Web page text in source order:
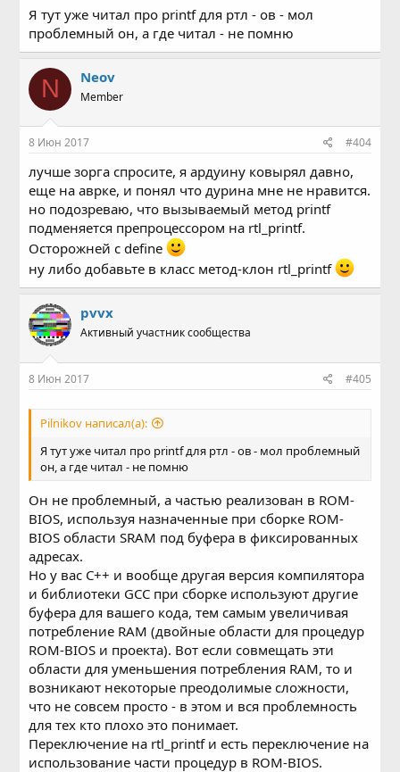
Я тут уже читал про printf для ртл - ов - мол
проблемный он, а где читал - не помню
N Neov
Member
8 Июн 2017 #404
лучше зорга спросите, я ардуину ковырял давно,
еще на аврке, и понял что дурина мне не нравится.
но подозреваю, что вызываемый метод printf
подменяется препроцессором на rtl_printf.
Осторожней с define
ну либо добавьте в класс метод-клон rtl_printf
pvvx
Активный участник сообщества
8 Июн 2017 #405
Pilnikov написал(а):
Я тут уже читал про printf для ртл - ов - мол проблемный
он, а где читал - не помню
Он не проблемный, а частью реализован в ROM-
BIOS, используя назначенные при сборке ROM-
BIOS области SRAM под буфера в фиксированных
адресах.
Но у вас С++ и вообще другая версия компилятора
и библиотеки GCC при сборке используют другие
буфера для вашего кода, тем самым увеличивая
потребление RAM (двойные области для процедур
ROM-BIOS и проекта). Вот если совмещать эти
области для уменьшения потребления RAM, то и
возникают некоторые преодолимые сложности,
что не совсем просто - в этом и вся проблемность
для тех кто плохо это понимает.
Переключение на rtl_printf и есть переключение на
использование части процедур в ROM-BIOS.